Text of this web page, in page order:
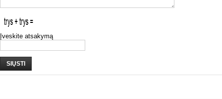
Įveskite atsakymą
SIŲSTI